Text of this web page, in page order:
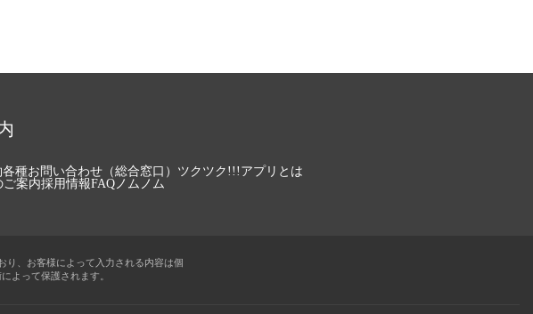
各種お問い合わせ（総合窓口） ツクツク!!!アプリとは
ご案内採用情報FAQノムノム
り、お客様によって入力される内容は個
よって保護されます。